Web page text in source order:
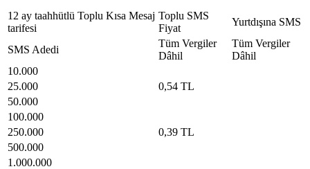
12 ay taahhütlü Toplu Kısa Me​saj
tarife​si
Toplu SMS ​
Fiyat ​
Yurtdışına SMS​
SMS Adedi
Tüm Vergiler
Dâhil​
​Tüm Vergiler
Dâhil​
10.000
0,54 TL​​ ​ ​
25.000
50.000
100.000
0,39 TL​​ ​ ​
250.000
500.000
1.000.000